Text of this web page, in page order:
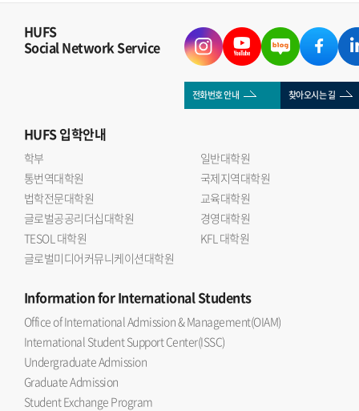
HUFS
Social Network Service
전화번호 안내 찾아오시는 길
HUFS입학안내
학부
일반대학원
통번역대학원
국제지역대학원
법학전문대학원
교육대학원
글로벌공공리더십대학원
경영대학원
TESOL 대학원
KFL 대학원
글로벌미디어커뮤니케이션대학원
Informationfor International Students
Office of International Admission & Management(OIAM)
International Student Support Center(ISSC)
Undergraduate Admission
Graduate Admission
Student Exchange Program